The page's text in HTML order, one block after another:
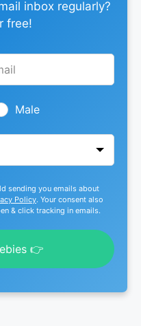
inbox regularly?
free!
Male
sending you emails about
Policy. Your consent also
& click tracking in emails.
👉